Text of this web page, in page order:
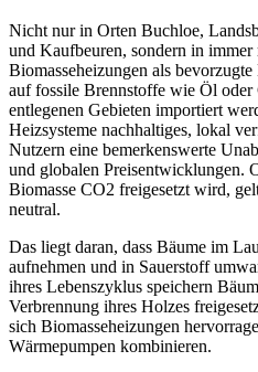
Nicht nur in Orten Buchloe,
und Kaufbeuren, sondern in immer
Biomasseheizungen als
auf fossile Brennstoffe wie Öl oder
entlegenen Gebieten importiert
Heizsysteme nachhaltiges, lokal
Nutzern eine bemerkenswerte
und globalen Preisentwicklungen.
Biomasse CO2 freigesetzt wird,
neutral.
Das liegt daran, dass Bäume im
aufnehmen und in Sauerstoff
ihres Lebenszyklus speichern
Verbrennung ihres Holzes
sich Biomasseheizungen
Wärmepumpen kombinieren.